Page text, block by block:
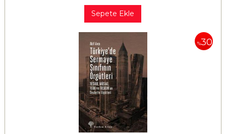
Sepete Ekle
%30